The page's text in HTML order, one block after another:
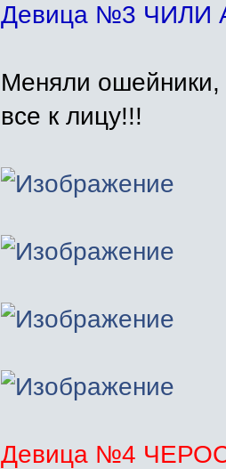
Девица №3
Меняли ошейники,
все к лицу!!!
Девица №4